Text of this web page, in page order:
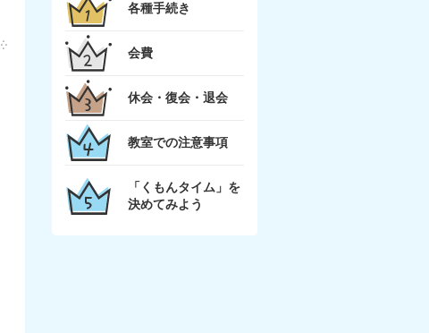
各種手続き
会費
休会・復会・退会
教室での注意事項
「くもんタイム」を
決めてみよう